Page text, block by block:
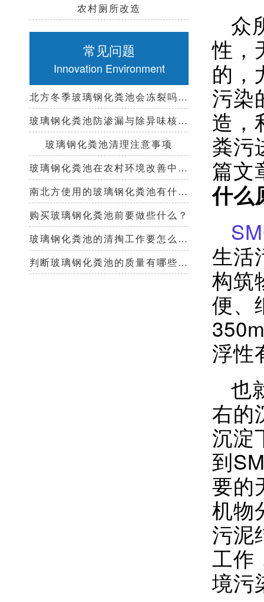
农村厕所改造
常见问题
Innovation Environment
北方冬季玻璃钢化粪池会冻裂吗？需要保温措施吗？
玻璃钢化粪池防渗漏与除异味核心技术指南
玻璃钢化粪池清理注意事项
玻璃钢化粪池在农村环境改善中起到哪些作用？
南北方使用的玻璃钢化粪池有什么区别？
购买玻璃钢化粪池前要做些什么？
玻璃钢化粪池的清掏工作要怎么做？
判断玻璃钢化粪池的质量有哪些好办法？
众
性，
的，
污染
造，
粪污
篇文
什么
生活
构筑
便、
浮性
也
右的
沉淀
到
要的
机物
污泥
工作
境污